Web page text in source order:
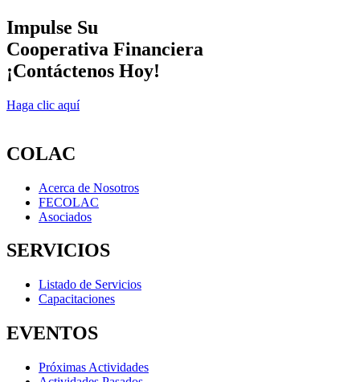
Impulse Su
Cooperativa Financiera
¡Contáctenos Hoy!
Haga clic aquí
COLAC
Acerca de Nosotros
FECOLAC
Asociados
SERVICIOS
Listado de Servicios
Capacitaciones
EVENTOS
Próximas Actividades